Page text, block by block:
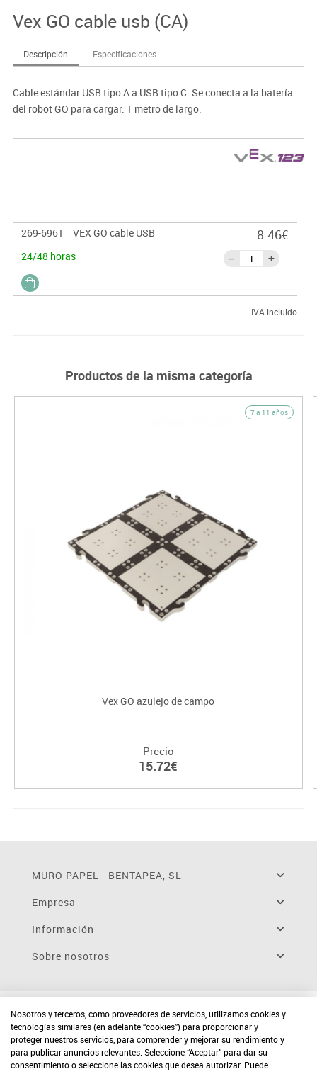
Vex GO cable usb (CA)
Descripción Especificaciones
Cable estándar USB tipo A a USB tipo C. Se conecta a la batería
del robot GO para cargar. 1 metro de largo.
269-6961
VEX GO cable USB
24/48 horas
8.46€
IVA incluido
Productos de la misma categoría
7 a 11 años
Vex GO azulejo de campo
Precio
15.72€
MURO PAPEL - BENTAPEA, SL
Empresa
Información
Sobre nosotros
Nosotros y terceros, como proveedores de servicios, utilizamos cookies y
tecnologías similares (en adelante “cookies”) para proporcionar y
proteger nuestros servicios, para comprender y mejorar su rendimiento y
para publicar anuncios relevantes. Seleccione “Aceptar” para dar su
consentimiento o seleccione las cookies que desea autorizar. Puede